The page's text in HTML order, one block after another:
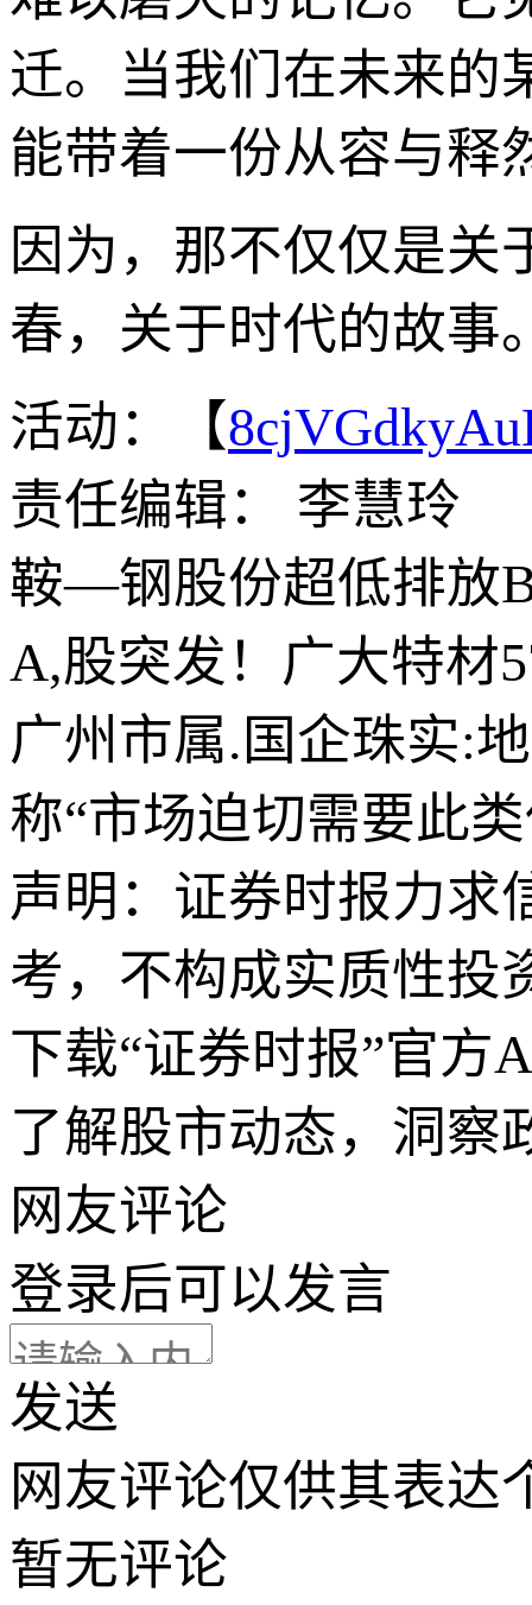
迁。当我们在未来的
能带着一份从容与释
因为，那不仅仅是关
春，关于时代的故事
活动：【
责任编辑： 李慧玲
鞍—钢股份超低排放
A,股突发！广大特材
广州市属.国企珠实:
称“市场迫切需要此
声明：证券时报力求
考，不构成实质性投
下载“证券时报”官方
了解股市动态，洞察
网友评论
登录后可以发言
发送
网友评论仅供其表达
暂无评论